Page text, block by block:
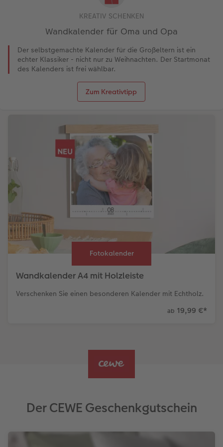
KREATIV SCHENKEN
Wandkalender für Oma und Opa
Der selbstgemachte Kalender für die Großeltern ist ein
echter Klassiker - nicht nur zu Weihnachten. Der Startmonat
des Kalenders ist frei wählbar.
Zum Kreativtipp
Fotokalender
Wandkalender A4 mit Holzleiste
Verschenken Sie einen besonderen Kalender mit Echtholz.
ab 19,99 €*
Der CEWE Geschenkgutschein